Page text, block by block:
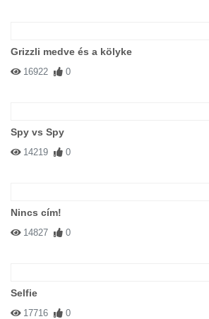
Grizzli medve és a kölyke
16922 0
Spy vs Spy
14219 0
Nincs cím!
14827 0
Selfie
17716 0